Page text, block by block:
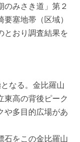
のみさき道」第２
塞地帯（区域）
とおり調査結果を
なる。金比羅山
東高の背後ピーク
や多目的広場があ
石をこの金比羅山